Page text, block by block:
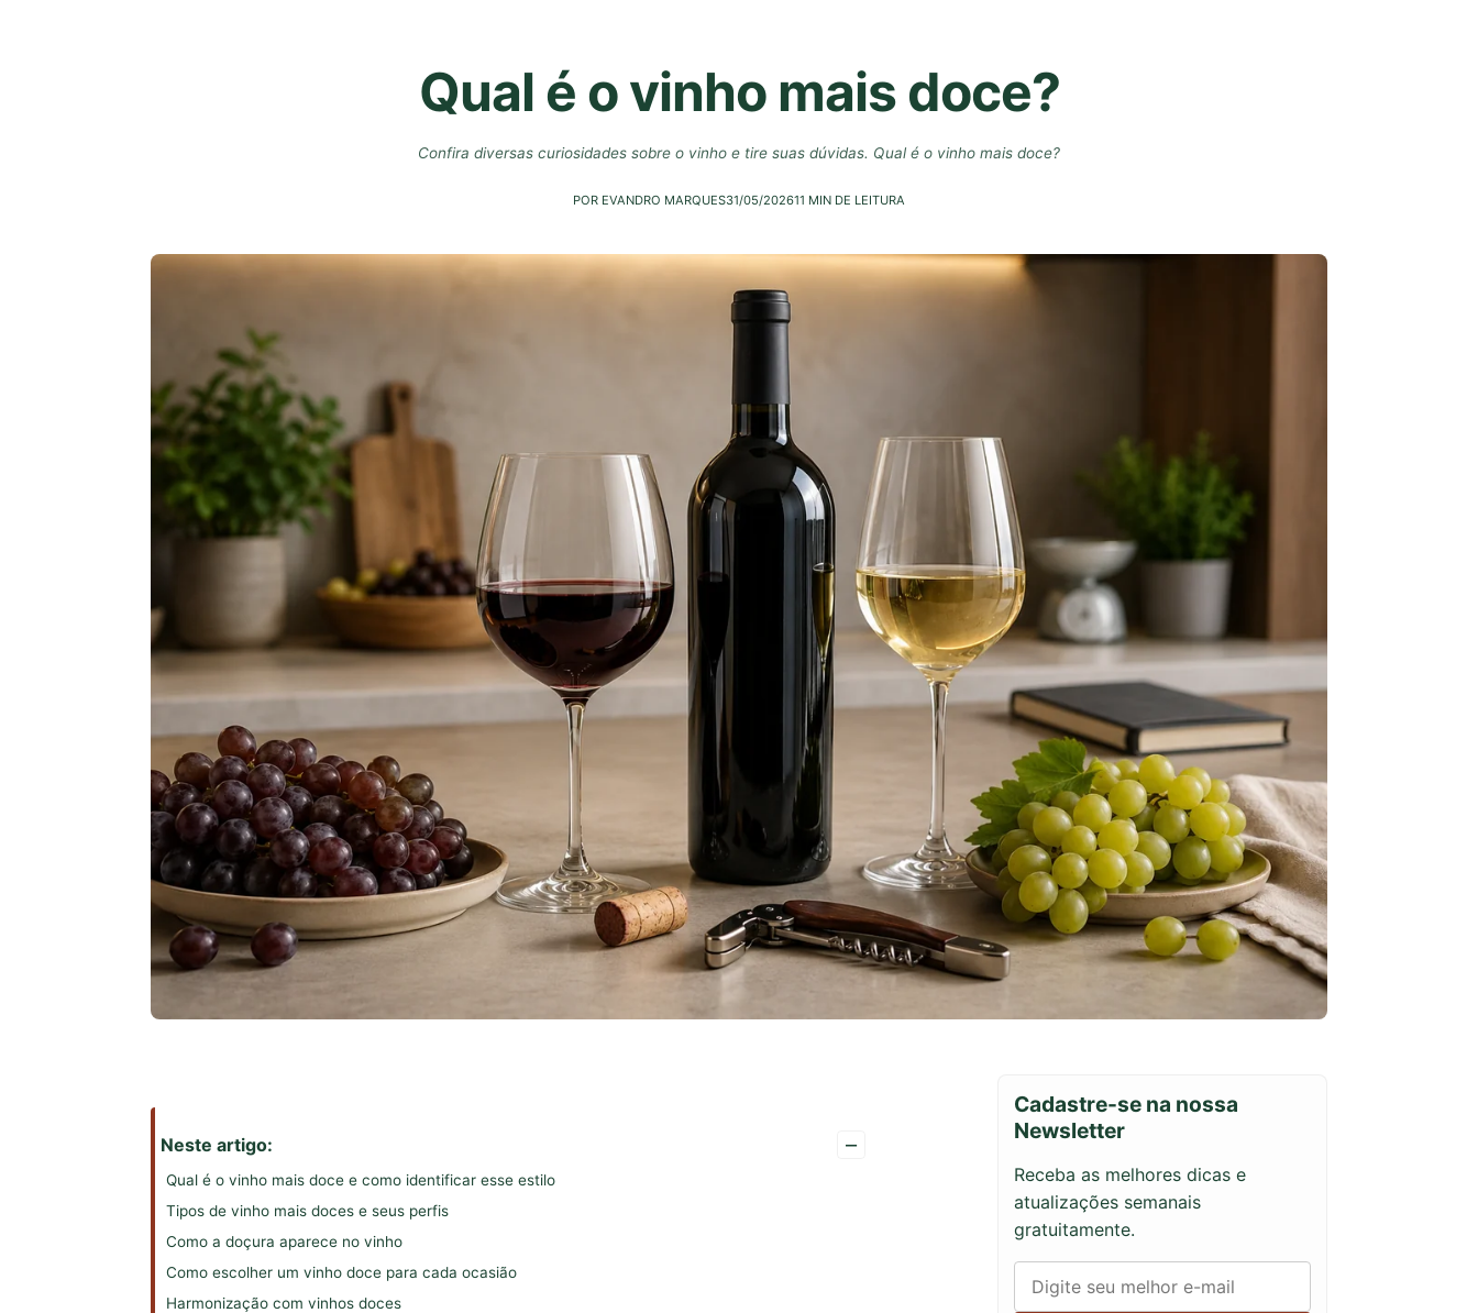
Qual é o vinho mais doce?
Confira diversas curiosidades sobre o vinho e tire suas dúvidas. Qual é o vinho mais doce?
POR EVANDRO MARQUES31/05/202611 MIN DE LEITURA
Neste artigo: –
Qual é o vinho mais doce e como identificar esse estilo
Tipos de vinho mais doces e seus perfis
Como a doçura aparece no vinho
Como escolher um vinho doce para cada ocasião
Harmonização com vinhos doces
Cadastre-se na nossa
Newsletter
Receba as melhores dicas e
atualizações semanais
gratuitamente.